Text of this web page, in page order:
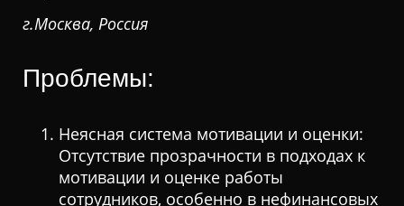
г.Москва, Россия
Проблемы:
Неясная система мотивации и оценки:
Отсутствие прозрачности в подходах к
мотивации и оценке работы
сотрудников, особенно в нефинансовых